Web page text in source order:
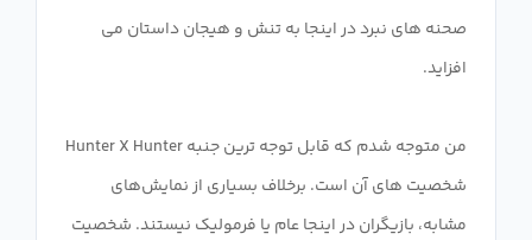
صحنه های نبرد در اینجا به تنش و هیجان داستان می
من متوجه شدم که قابل توجه ترین جنبه Hunter X Hunter
شخصیت های آن است. برخلاف بسیاری از نمایش‌های
مشابه، بازیگران در اینجا عام یا فرمولیک نیستند. شخصیت